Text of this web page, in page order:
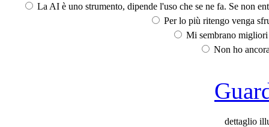
La AI è uno strumento, dipende l'uso che se ne fa. Se non
Per lo più ritengo venga
Mi sembrano
Non ho
dettaglio